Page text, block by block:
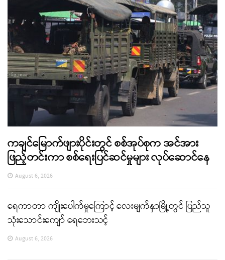
ကချင်မြောက်ဖျားပိုင်းတွင် စစ်အုပ်စုက အင်အား
ဖြည့်တင်းကာ စစ်ရေးပြင်ဆင်မှုများ လုပ်ဆောင်နေ
August 6, 2026
ရေကာတာ ကျိုးပေါက်မှုကြောင့် လေးမျက်နှာမြို့တွင် ပြည်သူ
သုံးသောင်းကျော် ရေဘေးသင့်
August 6, 2026